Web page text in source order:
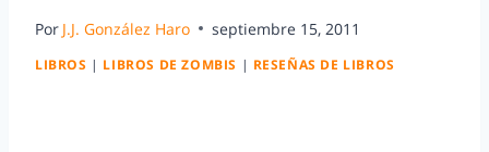
Por J.J. González Haro septiembre 15, 2011
LIBROS | LIBROS DE ZOMBIS | RESEÑAS DE LIBROS